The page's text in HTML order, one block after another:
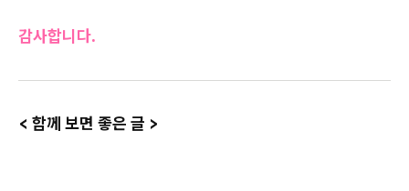
감사합니다.
< 함께 보면 좋은 글 >